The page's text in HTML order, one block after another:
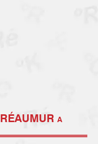
RÉAUMUR a